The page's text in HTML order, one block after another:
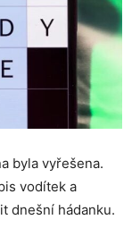
byla vyřešena.
vodítek a
dnešní hádanku.